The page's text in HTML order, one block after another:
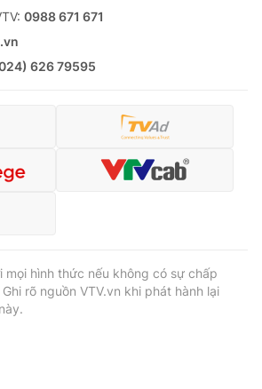
0988 671 671
626 79595
mọi hình thức nếu không có sự chấp
rõ nguồn VTV.vn khi phát hành lại